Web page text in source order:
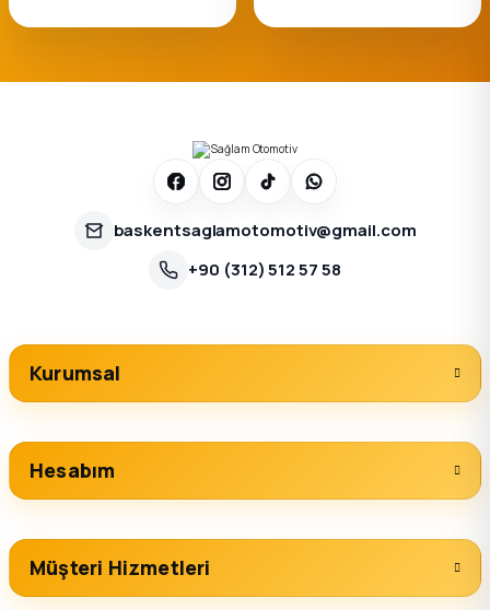
baskentsaglamotomotiv@gmail.com
+90 (312) 512 57 58
Kurumsal
Hesabım
Müşteri Hizmetleri